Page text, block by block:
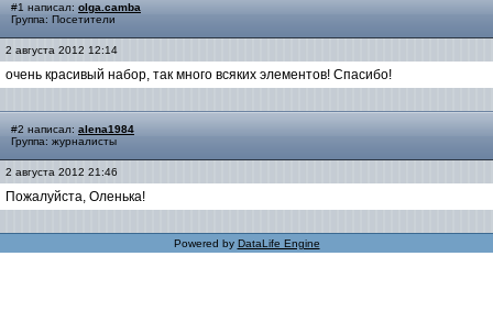
#1 написал: olga.camba
Группа: Посетители
2 августа 2012 12:14
очень красивый набор, так много всяких элементов! Спасибо!
#2 написал: alena1984
Группа: журналисты
2 августа 2012 21:46
Пожалуйста, Оленька!
Powered by DataLife Engine